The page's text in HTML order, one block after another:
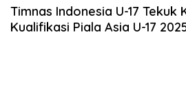
Timnas Indonesia U-17 Tekuk
Kualifikasi Piala Asia U-17